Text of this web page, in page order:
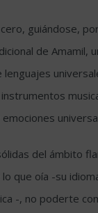
guiándose,
de Amamil,
instrumentos
del ámbito
que oía -su
-, no poderte